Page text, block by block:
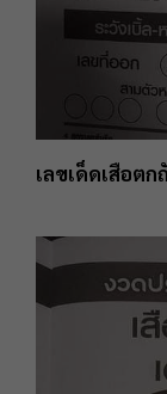
เลขเด็ดเสือต